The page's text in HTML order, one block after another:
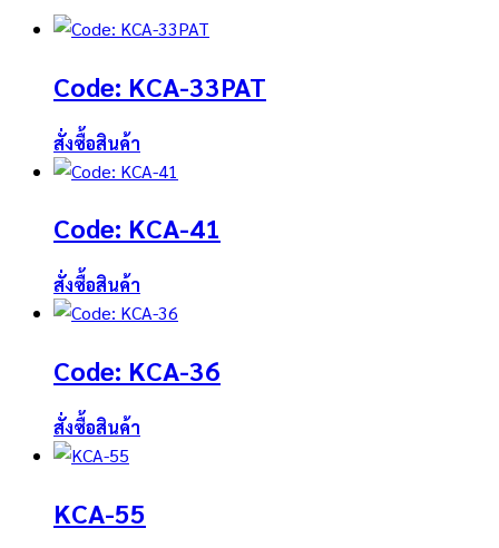
Code: KCA-33PAT
สั่งซื้อสินค้า
Code: KCA-41
สั่งซื้อสินค้า
Code: KCA-36
สั่งซื้อสินค้า
KCA-55